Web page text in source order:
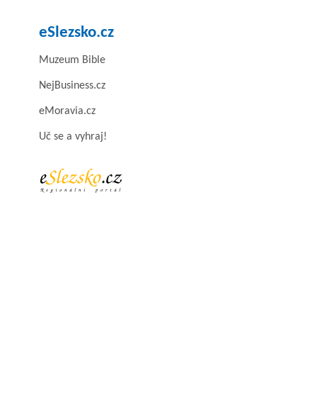
eSlezsko.cz
Muzeum Bible
NejBusiness.cz
eMoravia.cz
Uč se a vyhraj!